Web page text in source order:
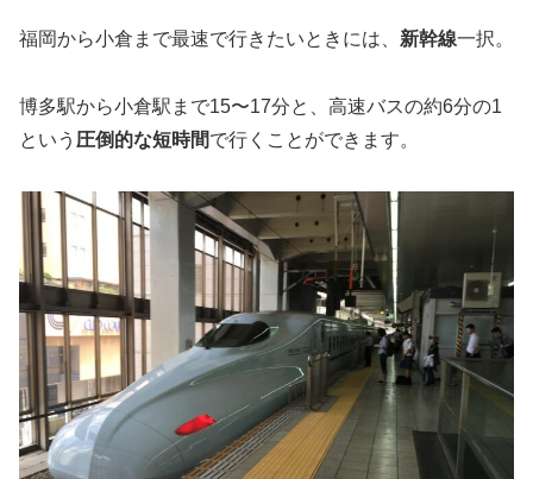
福岡から小倉まで最速で行きたいときには、 新幹線一択。
博多駅から小倉駅まで15〜17分と、高速バスの約6分の1
という 圧倒的な短時間で行くことができます。